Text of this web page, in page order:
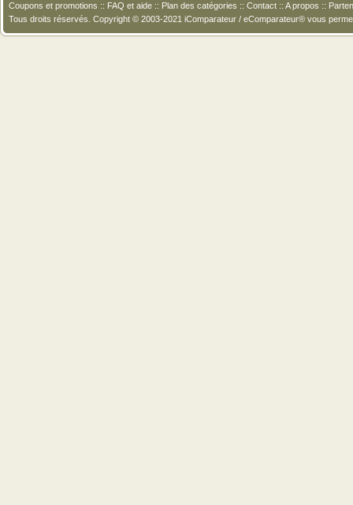
Coupons et promotions :: FAQ et aide :: Plan des catégories :: Contact :: A propos ::
Tous droits réservés. Copyright © 2003-2021 iComparateur / eComparateur® vous